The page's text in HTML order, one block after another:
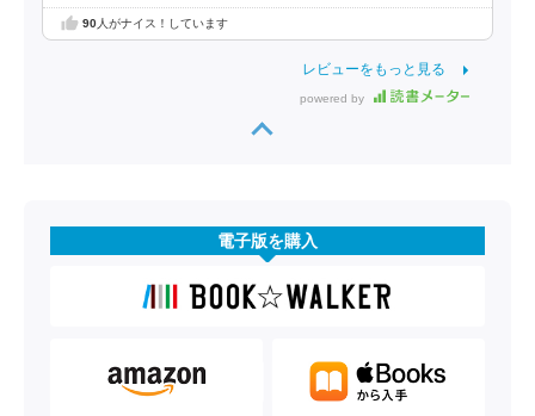
90人がナイス！しています
レビューをもっと見る
powered by
電子版を購入